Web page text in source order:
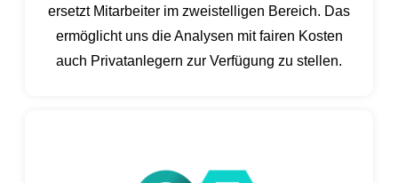
ersetzt Mitarbeiter im zweistelligen Bereich. Das
ermöglicht uns die Analysen mit fairen Kosten
auch Privatanlegern zur Verfügung zu stellen.